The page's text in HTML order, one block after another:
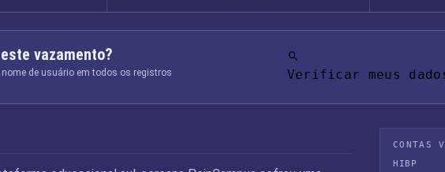
vazamento?
de usuário em todos os registros
Verificar meus
CONTAS
HIBP